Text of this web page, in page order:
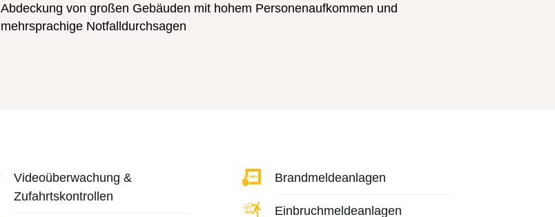
Abdeckung von großen Gebäuden mit hohem Personenaufkommen und
mehrsprachige Notfalldurchsagen
Videoüberwachung &
Zufahrtskontrollen
Brandmeldeanlagen
Einbruchmeldeanlagen